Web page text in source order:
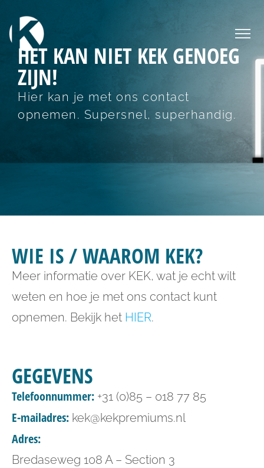
HET KAN NIET KEK GENOEG
ZIJN!
Hier kan je met ons contact
opnemen. Supersnel, superhandig.
WIE IS / WAAROM KEK?
Meer informatie over KEK, wat je echt wilt
weten en hoe je met ons contact kunt
opnemen. Bekijk het HIER.
GEGEVENS
Telefoonnummer: +31 (0)85 – 018 77 85
E-mailadres: kek@kekpremiums.nl
Adres:
Bredaseweg 108 A – Section 3